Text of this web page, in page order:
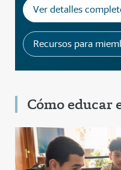
Ver detalles
Recursos para
Cómo educar